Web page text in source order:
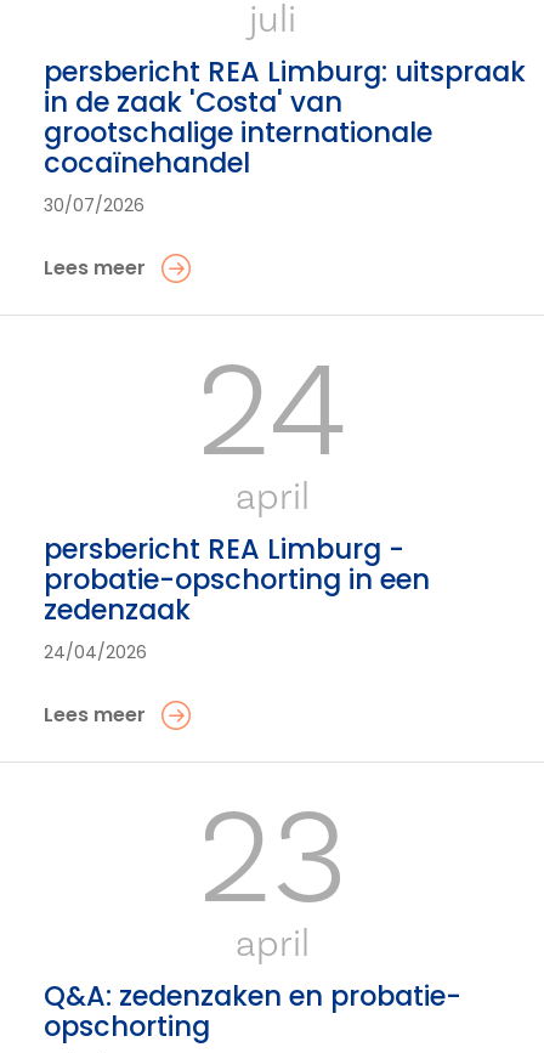
juli
persbericht REA Limburg: uitspraak
in de zaak 'Costa' van
grootschalige internationale
cocaïnehandel
30/07/2026
Lees meer
24
april
persbericht REA Limburg -
probatie-opschorting in een
zedenzaak
24/04/2026
Lees meer
23
april
Q&A: zedenzaken en probatie-
opschorting